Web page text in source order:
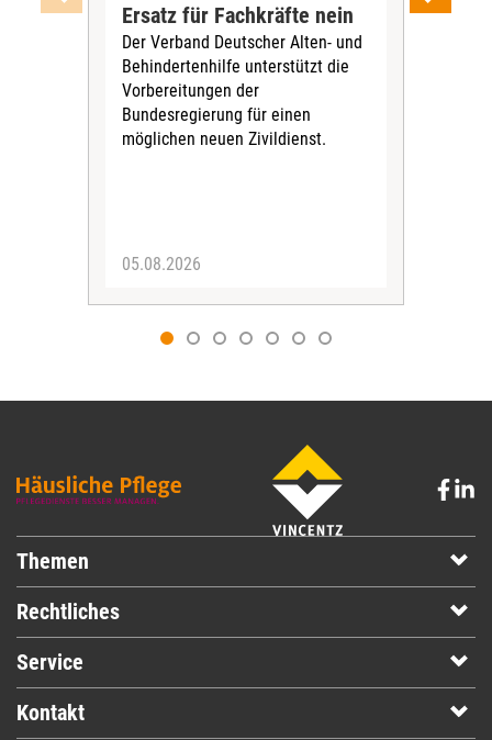
Ersatz für Fachkräfte nein
Der Verband Deutscher Alten- und
Behindertenhilfe unterstützt die
Vorbereitungen der
Bundesregierung für einen
möglichen neuen Zivildienst.
05.08.2026
Themen
Rechtliches
Service
Kontakt